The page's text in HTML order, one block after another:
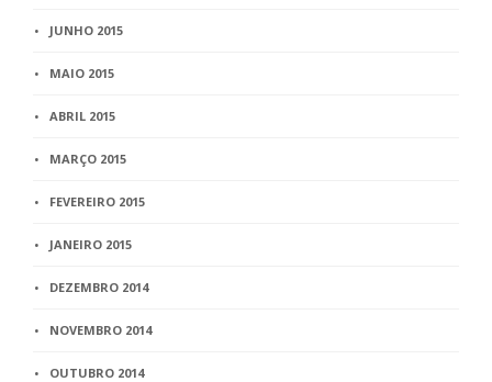
JUNHO 2015
MAIO 2015
ABRIL 2015
MARÇO 2015
FEVEREIRO 2015
JANEIRO 2015
DEZEMBRO 2014
NOVEMBRO 2014
OUTUBRO 2014